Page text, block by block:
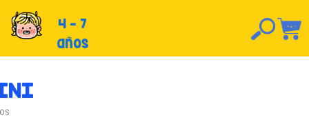
4 - 7
años